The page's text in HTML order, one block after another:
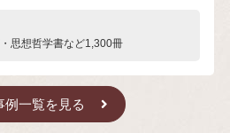
思想哲学書など1,300冊
例一覧を見る